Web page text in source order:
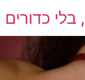
כדורים